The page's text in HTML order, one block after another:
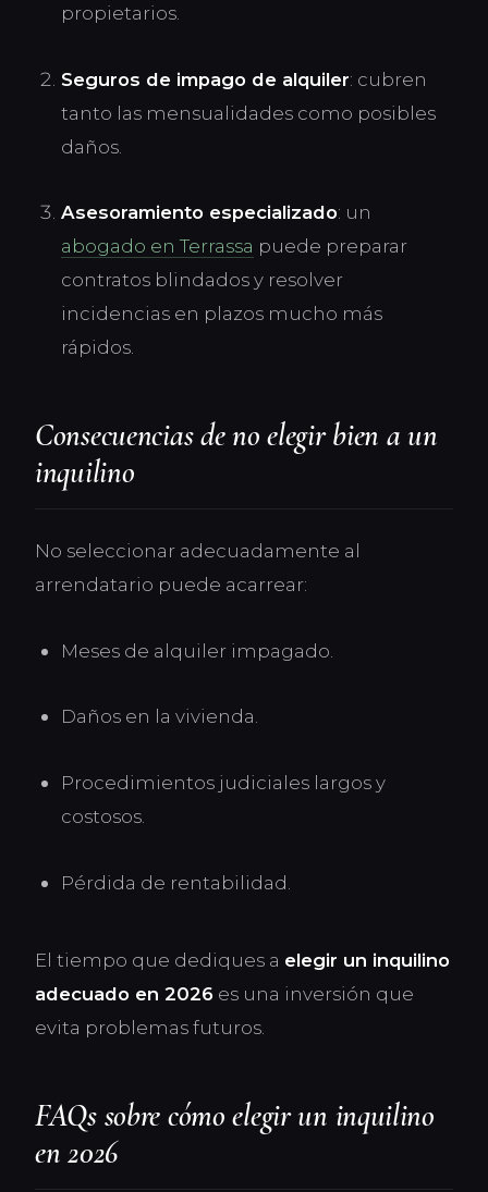
propietarios.
Seguros de impago de alquiler: cubren
tanto las mensualidades como posibles
daños.
Asesoramiento especializado: un
abogado en Terrassa puede preparar
contratos blindados y resolver
incidencias en plazos mucho más
rápidos.
Consecuencias de no elegir bien a un
inquilino
No seleccionar adecuadamente al
arrendatario puede acarrear:
Meses de alquiler impagado.
Daños en la vivienda.
Procedimientos judiciales largos y
costosos.
Pérdida de rentabilidad.
El tiempo que dediques a elegir un inquilino
adecuado en 2026 es una inversión que
evita problemas futuros.
FAQs sobre cómo elegir un inquilino
en 2026